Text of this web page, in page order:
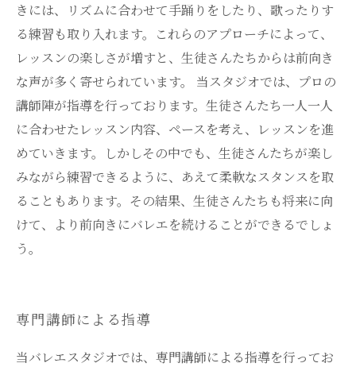
きには、リズムに合わせて手踊りをしたり、歌ったりす
る練習も取り入れます。これらのアプローチによって、
レッスンの楽しさが増すと、生徒さんたちからは前向き
な声が多く寄せられています。 当スタジオでは、プロの
講師陣が指導を行っております。生徒さんたち一人一人
に合わせたレッスン内容、ペースを考え、レッスンを進
めていきます。しかしその中でも、生徒さんたちが楽し
みながら練習できるように、あえて柔軟なスタンスを取
ることもあります。その結果、生徒さんたちも将来に向
けて、より前向きにバレエを続けることができるでしょ
う。
専門講師による指導
当バレエスタジオでは、専門講師による指導を行ってお